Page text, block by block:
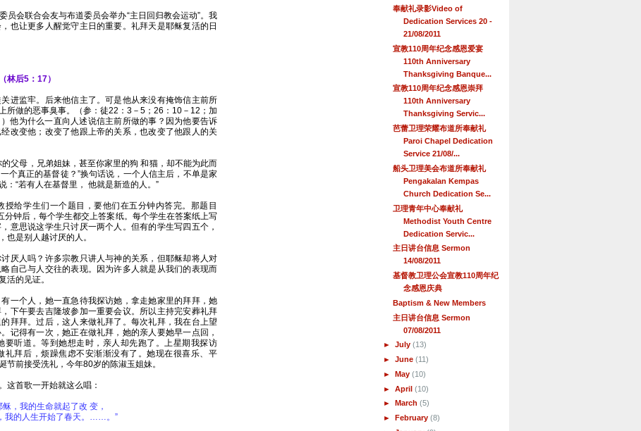
员会联合会友与布道委员会举办“主日回归教会运动”。我
也让更多人醒觉守主日的重要。礼拜天是耶稣复活的日
后5：17）
进监牢。后来他信主了。可是他从来没有掩饰信主前所
所做的恶事臭事。（参：徒22：3－5；26：10－12；加
他为什么一直向人述说信主前所做的事？因为他要告诉
改变他；改变了他跟上帝的关系，也改变了他跟人的关
父母，兄弟姐妹，甚至你家里的狗 和猫，却不能为此而
个真正的基督徒？”换句话说，一个人信主后，不单是家
：“若有人在基督里， 他就是新造的人。”
给学生们一个题目，要他们在五分钟内答完。那题目
分钟后，每个学生都交上答案纸。每个学生在答案纸上写
意思说这学生只讨厌一两个人。但有的学生写四五个，
也是别人越讨厌的人。
厌人吗？许多宗教只讲人与神的关系，但耶稣却将人对
自己与人交往的表现。因为许多人就是从我们的表现而
活的见证。
一个人，她一直急待我探访她，拿走她家里的拜拜，她
下午要去吉隆坡参加一重要会议。所以主持完安葬礼拜
拜拜。过后，这人来做礼拜了。每次礼拜，我在台上望
记得有一次，她正在做礼拜，她的亲人要她早一点回，
听道。等到她想走时，亲人却先跑了。上星期我探访
拜后，烦躁焦虑不安渐渐没有了。她现在很喜乐、平
前接受洗礼，今年80岁的陈淑玉姐妹。
这首歌一开始就这么唱：
稣，我的生命就起了改 变，
我的人生开始了春天。……。”
奉献礼录影Video of
Dedication Services 20 -
21/08/2011
宣教110周年纪念感恩爱宴
110th Anniversary
Thanksgiving Banque...
宣教110周年纪念感恩崇拜
110th Anniversary
Thanksgiving Servic...
芭蕾卫理荣耀布道所奉献礼
Paroi Chapel Dedication
Service 21/08/...
船头卫理美会布道所奉献礼
Pengakalan Kempas
Church Dedication Se...
卫理青年中心奉献礼
Methodist Youth Centre
Dedication Servic...
主日讲台信息 Sermon
14/08/2011
基督教卫理公会宣教110周年纪
念感恩庆典
Baptism & New Members
主日讲台信息 Sermon
07/08/2011
►July(13)
►June(11)
►May(10)
►April(10)
►
March(5)
►February(8)